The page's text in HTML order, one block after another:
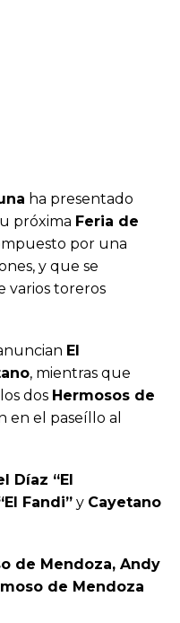
ha presentado
próxima Feria de
por una
y que se
varios toreros
El
, mientras que
dos Hermosos de
en el paseíllo al
Díaz “El
Fandi” y Cayetano
de Mendoza, Andy
de Mendoza